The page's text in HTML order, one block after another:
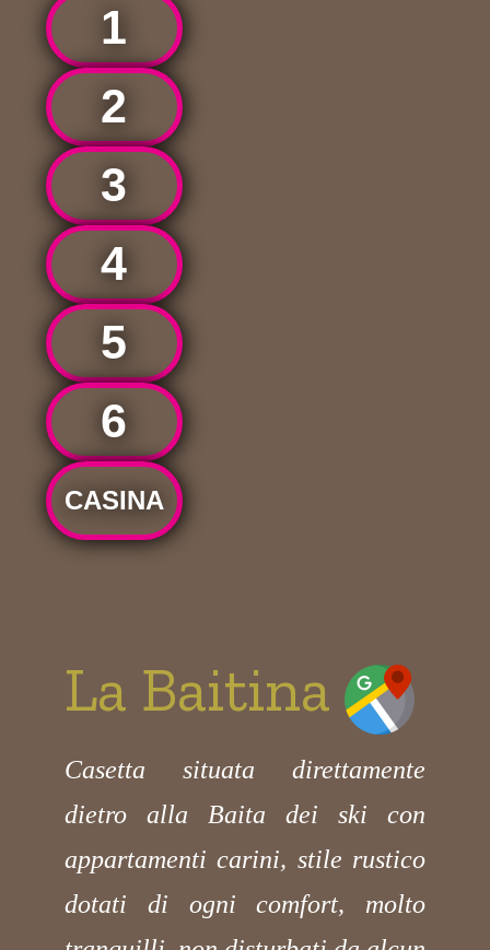
1
2
3
4
5
6
CASINA
La Baitina
Casetta situata direttamente
dietro alla Baita dei ski con
appartamenti carini, stile rustico
dotati di ogni comfort, molto